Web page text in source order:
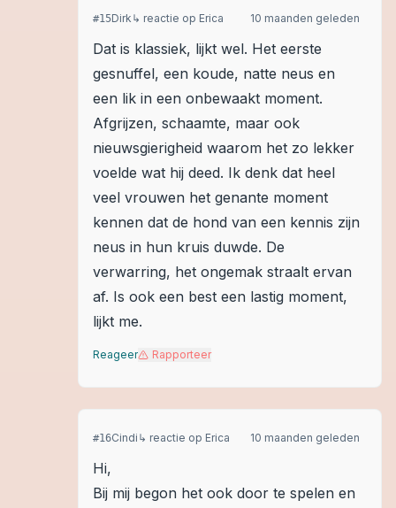
#15Dirk ↳ reactie op Erica 10 maanden geleden
Dat is klassiek, lijkt wel. Het eerste
gesnuffel, een koude, natte neus en
een lik in een onbewaakt moment.
Afgrijzen, schaamte, maar ook
nieuwsgierigheid waarom het zo lekker
voelde wat hij deed. Ik denk dat heel
veel vrouwen het genante moment
kennen dat de hond van een kennis zijn
neus in hun kruis duwde. De
verwarring, het ongemak straalt ervan
af. Is ook een best een lastig moment,
lijkt me.
Reageer Rapporteer
#16Cindi ↳ reactie op Erica 10 maanden geleden
Hi,
Bij mij begon het ook door te spelen en